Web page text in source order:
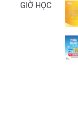
GIỜ HỌC